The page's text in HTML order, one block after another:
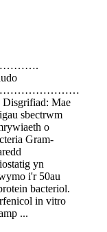
Mae
sbectrwm
o
Gram-
yn
i'r 50au
bacteriol.
in vitro
...